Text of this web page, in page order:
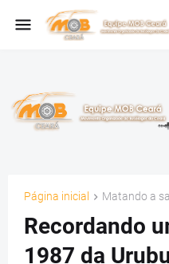
Página inicial Matando a
Recordando
1987 da